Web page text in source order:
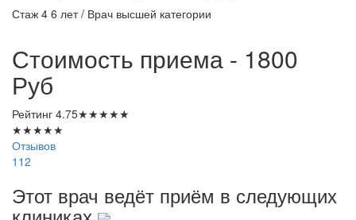
Стаж 4 6 лет / Врач высшей категории
Стоимость приема - 1800
Руб
Рейтинг 4.75★★★★★
★★★★★
Отзывов
112
Этот врач ведёт приём в следующих